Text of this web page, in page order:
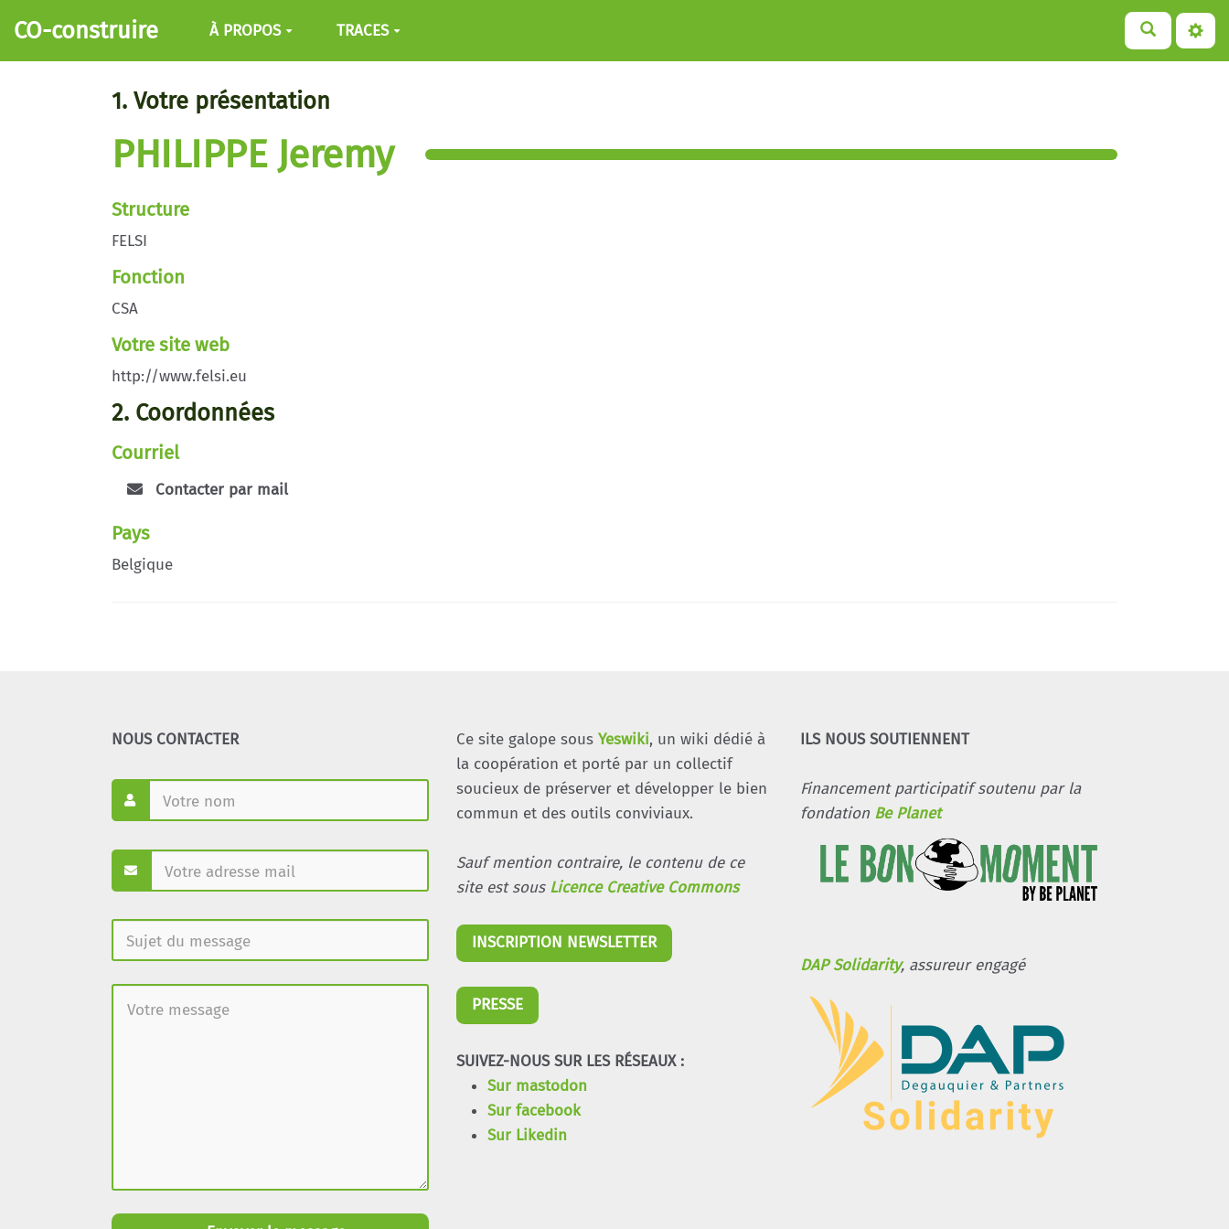
Aller au contenu principal
CO-construire À PROPOS TRACES
1. Votre présentation
PHILIPPE Jeremy
Structure
FELSI
Fonction
CSA
Votre site web
http://www.felsi.eu
2. Coordonnées
Courriel
Contacter par mail
Pays
Belgique
NOUS CONTACTER Ce site galope sous Yeswiki, un wiki dédié à
la coopération et porté par un collectif
soucieux de préserver et développer le bien
commun et des outils conviviaux.
Sauf mention contraire, le contenu de ce
site est sous Licence Creative Commons
INSCRIPTION NEWSLETTER
PRESSE
SUIVEZ-NOUS SUR LES RÉSEAUX :
Sur mastodon
Sur facebook
Sur Likedin
ILS NOUS SOUTIENNENT
Financement participatif soutenu par la
fondation Be Planet
DAP Solidarity, assureur engagé